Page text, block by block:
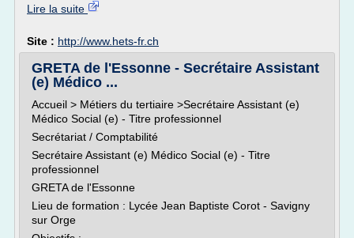
Lire la suite
Site : http://www.hets-fr.ch
GRETA de l'Essonne - Secrétaire Assistant
(e) Médico ...
Accueil > Métiers du tertiaire >Secrétaire Assistant (e)
Médico Social (e) - Titre professionnel
Secrétariat / Comptabilité
Secrétaire Assistant (e) Médico Social (e) - Titre
professionnel
GRETA de l'Essonne
Lieu de formation : Lycée Jean Baptiste Corot - Savigny
sur Orge